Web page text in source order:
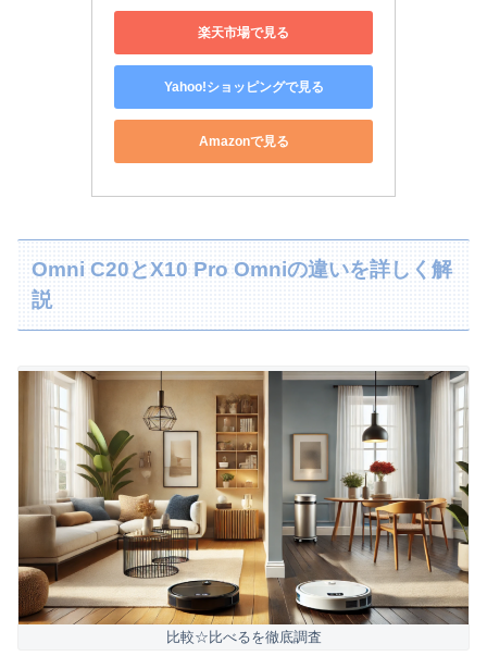
楽天市場で見る
Yahoo!ショッピングで見る
Amazonで見る
Omni C20とX10 Pro Omniの違いを詳しく解
説
比較☆比べるを徹底調査